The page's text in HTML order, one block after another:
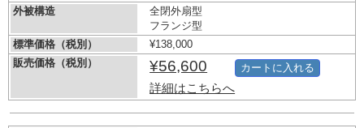
外被構造
全閉外扇型
フランジ型
標準価格（税別）
¥138,000
販売価格（税別）
¥56,600
詳細はこちらへ
カートに入れる